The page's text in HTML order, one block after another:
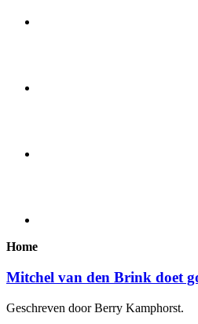
Home
Mitchel van den Brink doet
Geschreven door Berry Kamphorst.